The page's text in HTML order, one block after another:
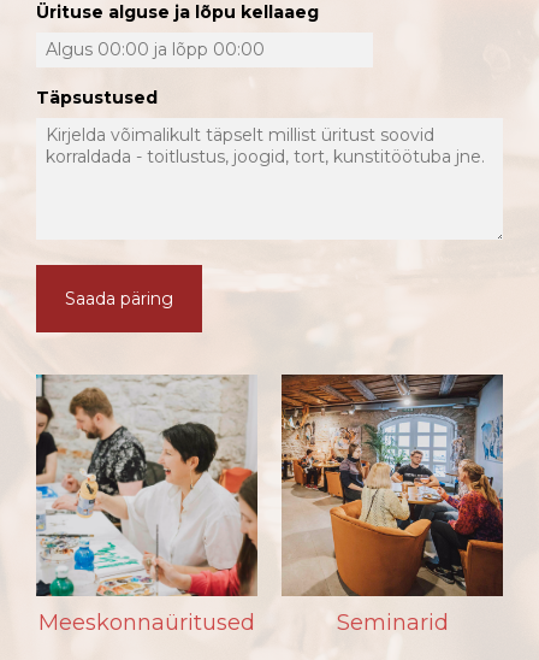
Ürituse alguse ja lõpu kellaaeg
Täpsustused
Meeskonnaüritused Seminarid